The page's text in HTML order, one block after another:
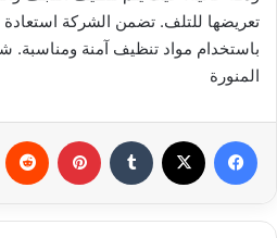
تعريضها للتلف. تضمن الشركة استعادة
باستخدام مواد تنظيف آمنة ومناسبة.
المنورة
فيسبوك بينتيريست